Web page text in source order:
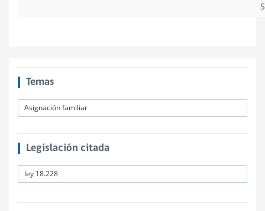
Temas
Asignación familiar
Legislación citada
ley 18.228